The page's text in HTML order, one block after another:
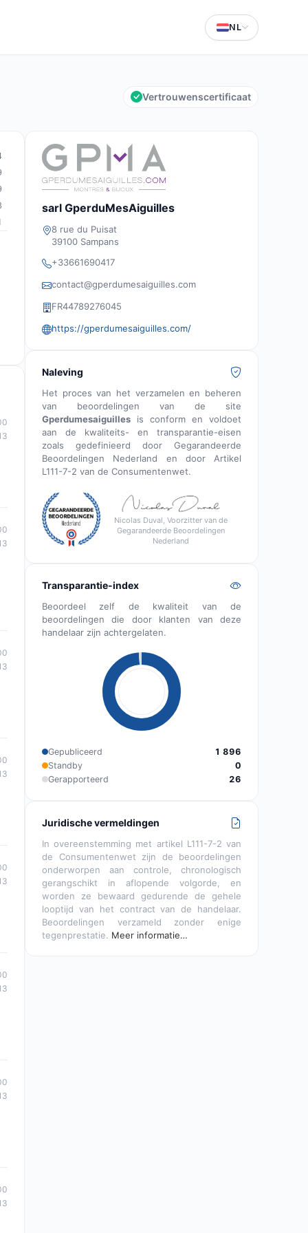
NL
Vertrouwenscertificaat
sarl GperduMesAiguilles
8 rue du Puisat
39100 Sampans
+33661690417
contact@gperdumesaiguilles.com
FR44789276045
https://gperdumesaiguilles.com/
Naleving
Het proces van het verzamelen en beheren
van beoordelingen van de site
Gperdumesaiguilles is conform en voldoet
aan de kwaliteits- en transparantie-eisen
zoals gedefinieerd door Gegarandeerde
Beoordelingen Nederland en door Artikel
L111-7-2 van de Consumentenwet.
Nicolas Duval, Voorzitter van de
Gegarandeerde Beoordelingen
Nederland
Transparantie-index
Beoordeel zelf de kwaliteit van de
beoordelingen die door klanten van deze
handelaar zijn achtergelaten.
Gepubliceerd
1 896
Standby
0
Gerapporteerd
26
Juridische vermeldingen
In overeenstemming met artikel L111-7-2 van
de Consumentenwet zijn de beoordelingen
onderworpen aan controle, chronologisch
gerangschikt in aflopende volgorde, en
worden ze bewaard gedurende de gehele
looptijd van het contract van de handelaar.
Beoordelingen verzameld zonder enige
tegenprestatie. Meer informatie…